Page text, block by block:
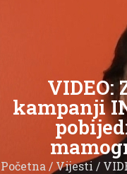
VIDEO:
kampanji
Početna / Vijesti /